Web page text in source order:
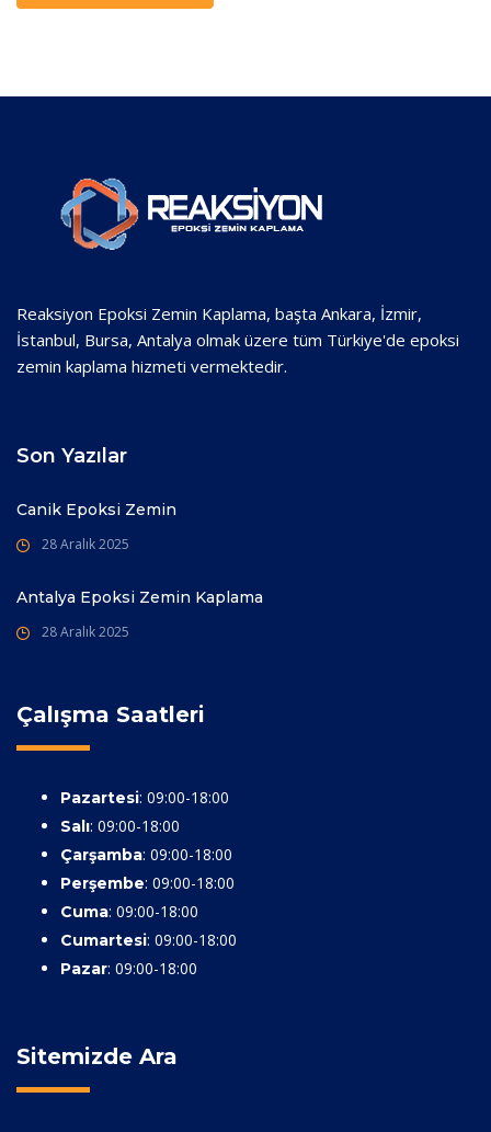
Reaksiyon Epoksi Zemin Kaplama, başta Ankara, İzmir,
İstanbul, Bursa, Antalya olmak üzere tüm Türkiye'de epoksi
zemin kaplama hizmeti vermektedir.
Son Yazılar
Canik Epoksi Zemin
28 Aralık 2025
Antalya Epoksi Zemin Kaplama
28 Aralık 2025
Çalışma Saatleri
Pazartesi: 09:00-18:00
Salı: 09:00-18:00
Çarşamba: 09:00-18:00
Perşembe: 09:00-18:00
Cuma: 09:00-18:00
Cumartesi: 09:00-18:00
Pazar: 09:00-18:00
Sitemizde Ara